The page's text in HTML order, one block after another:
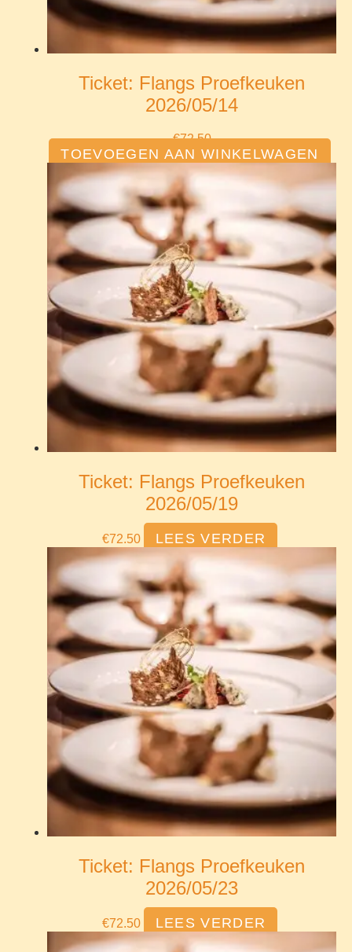
Ticket: Flangs Proefkeuken
2026/05/14
€72.50
TOEVOEGEN AAN WINKELWAGEN
Ticket: Flangs Proefkeuken
2026/05/19
€72.50 LEES VERDER
Ticket: Flangs Proefkeuken
2026/05/23
€72.50 LEES VERDER